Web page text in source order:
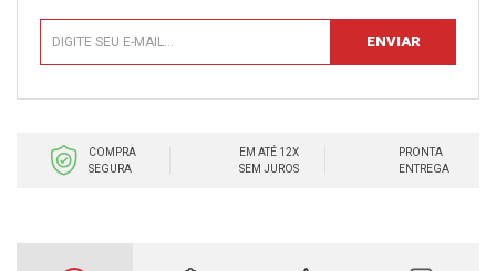
COMPRA
SEGURA
EM ATÉ 12X
SEM JUROS
PRONTA
ENTREGA